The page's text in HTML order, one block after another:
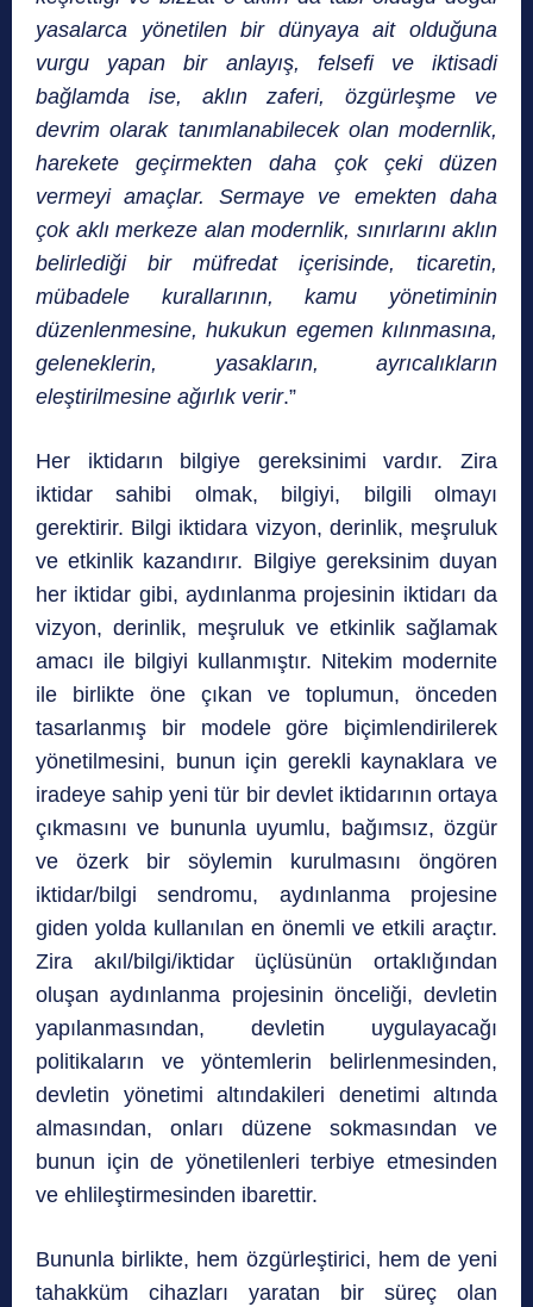
yasalarca yönetilen bir dünyaya ait olduğuna
vurgu yapan bir anlayış, felsefi ve iktisadi
bağlamda ise, aklın zaferi, özgürleşme ve
devrim olarak tanımlanabilecek olan modernlik,
harekete geçirmekten daha çok çeki düzen
vermeyi amaçlar. Sermaye ve emekten daha
çok aklı merkeze alan modernlik, sınırlarını aklın
belirlediği bir müfredat içerisinde, ticaretin,
mübadele kurallarının, kamu yönetiminin
düzenlenmesine, hukukun egemen kılınmasına,
geleneklerin, yasakların, ayrıcalıkların
eleştirilmesine ağırlık verir.”
Her iktidarın bilgiye gereksinimi vardır. Zira
iktidar sahibi olmak, bilgiyi, bilgili olmayı
gerektirir. Bilgi ikti­dara vizyon, derinlik, meşruluk
ve etkinlik kazandırır. Bilgiye gereksinim duyan
her iktidar gibi, aydınlanma projesinin iktidarı da
vizyon, derinlik, meşruluk ve etkinlik sağlamak
amacı ile bilgiyi kullanmıştır. Nitekim modernite
ile birlikte öne çıkan ve toplumun, önceden
tasarlanmış bir modele göre biçimlendirilerek
yönetilmesini, bunun için gerekli kaynaklara ve
iradeye sahip yeni tür bir devlet iktidarının ortaya
çıkmasını ve bununla uyumlu, bağımsız, özgür
ve özerk bir söylemin kurulmasını öngören
iktidar/bilgi sendromu, aydınlanma projesine
giden yolda kullanılan en önemli ve etkili araçtır.
Zira akıl/bilgi/iktidar üçlüsünün ortaklığından
oluşan aydınlanma projesinin önceliği, devletin
yapılanmasından, devletin uygulayaca­ğı
politikaların ve yöntemlerin belirlenmesinden,
devletin yönetimi altındakileri denetimi altında
almasından, onları düzene sokmasından ve
bunun için de yönetilenleri terbiye etmesinden
ve ehlileştirmesinden ibarettir.
Bununla birlikte, hem özgürleştirici, hem de yeni
tahakküm cihazları yaratan bir süreç olan